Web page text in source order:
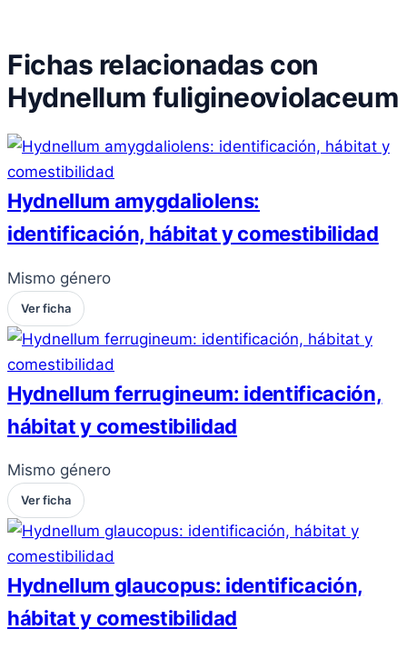
Fichas relacionadas con
Hydnellum fuligineoviolaceum
Hydnellum amygdaliolens:
identificación, hábitat y comestibilidad
Mismo género
Ver ficha
Hydnellum ferrugineum: identificación,
hábitat y comestibilidad
Mismo género
Ver ficha
Hydnellum glaucopus: identificación,
hábitat y comestibilidad